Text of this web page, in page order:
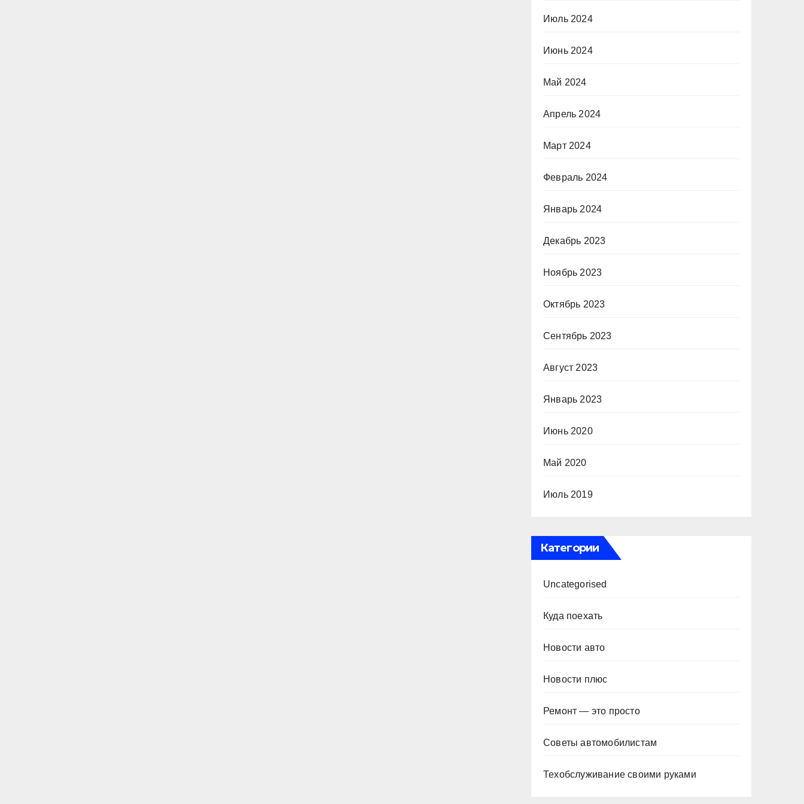
Июль 2024
Июнь 2024
Май 2024
Апрель 2024
Март 2024
Февраль 2024
Январь 2024
Декабрь 2023
Ноябрь 2023
Октябрь 2023
Сентябрь 2023
Август 2023
Январь 2023
Июнь 2020
Май 2020
Июль 2019
Категории
Uncategorised
Куда поехать
Новости авто
Новости плюс
Ремонт — это просто
Советы автомобилистам
Техобслуживание своими руками